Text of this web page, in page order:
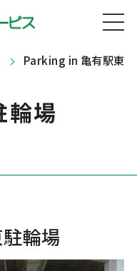
Parking in 亀有駅東
輪場
輪場